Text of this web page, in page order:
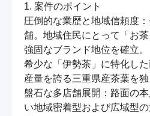
1. 案件のポイント
圧倒的な業歴と地域信頼度
舗。地域住民にとって「お
強固なブランド地位を確立。
希少な「伊勢茶」に特化し
産量を誇る三重県産茶葉を独
盤石な多店舗展開：路面の
い地域密着型および広域型